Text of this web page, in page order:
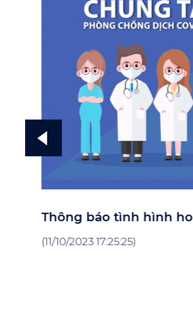
Thông báo tình hình
(11/10/2023 17:25:25)